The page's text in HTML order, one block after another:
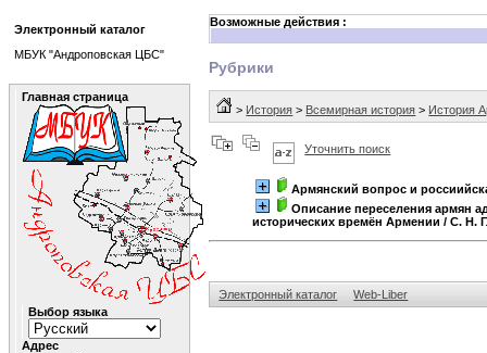
Возможные действия :
Рубрики
> История > Всемирная история > История
Уточнить поиск
Армянский вопрос и
Описание переселения армян
исторических времён Армении / С. Н.
Электронный каталог Web-Liber
Электронный каталог
МБУК "Андроповская ЦБС"
Главная страница
Выбор языка
Адрес